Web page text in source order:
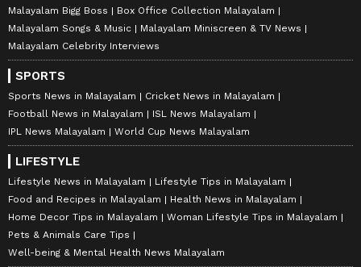
Malayalam Bigg Boss
Box Office Collection Malayalam
Malayalam Songs & Music
Malayalam Miniscreen & TV News
Malayalam Celebrity Interviews
SPORTS
Sports News in Malayalam
Cricket News in Malayalam
Football News in Malayalam
ISL News Malayalam
IPL News Malayalam
World Cup News Malayalam
LIFESTYLE
Lifestyle News in Malayalam
Lifestyle Tips in Malayalam
Food and Recipes in Malayalam
Health News in Malayalam
Home Decor Tips in Malayalam
Woman Lifestyle Tips in Malayalam
Pets & Animals Care Tips
Well-being & Mental Health News Malayalam